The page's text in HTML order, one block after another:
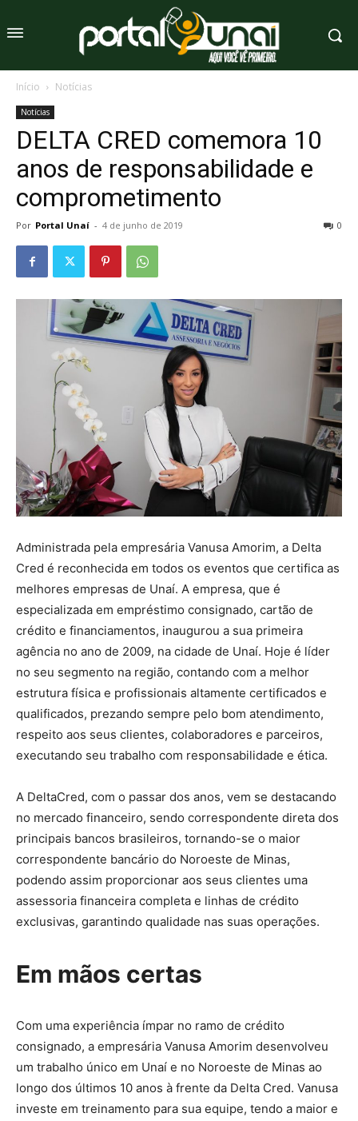
Início Notícias
Notícias
DELTA CRED comemora 10
anos de responsabilidade e
comprometimento
Por Portal Unaí - 4 de junho de 2019 0
Administrada pela empresária Vanusa Amorim, a Delta
Cred é reconhecida em todos os eventos que certifica as
melhores empresas de Unaí. A empresa, que é
especializada em empréstimo consignado, cartão de
crédito e financiamentos, inaugurou a sua primeira
agência no ano de 2009, na cidade de Unaí. Hoje é líder
no seu segmento na região, contando com a melhor
estrutura física e profissionais altamente certificados e
qualificados, prezando sempre pelo bom atendimento,
respeito aos seus clientes, colaboradores e parceiros,
executando seu trabalho com responsabilidade e ética.
A DeltaCred, com o passar dos anos, vem se destacando
no mercado financeiro, sendo correspondente direta dos
principais bancos brasileiros, tornando-se o maior
correspondente bancário do Noroeste de Minas,
podendo assim proporcionar aos seus clientes uma
assessoria financeira completa e linhas de crédito
exclusivas, garantindo qualidade nas suas operações.
Em mãos certas
Com uma experiência ímpar no ramo de crédito
consignado, a empresária Vanusa Amorim desenvolveu
um trabalho único em Unaí e no Noroeste de Minas ao
longo dos últimos 10 anos à frente da Delta Cred. Vanusa
investe em treinamento para sua equipe, tendo a maior e